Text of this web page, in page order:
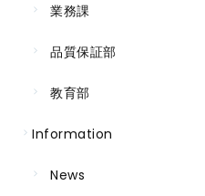
業務課
品質保証部
教育部
Information
News